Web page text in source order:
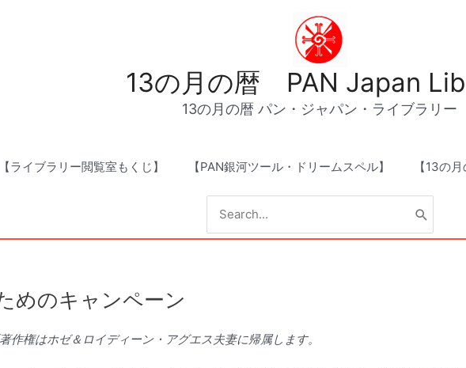
13の月の暦 PAN Japan
13の月の暦 パン・ジャパン・ライブラリー
【ライブラリー閲覧室もくじ】 【PAN銀河ツール・ドリームスペル】 【13の
for:
めのキャンペーン
作権はホゼ＆ロイディーン・アグエス夫妻に帰属します。